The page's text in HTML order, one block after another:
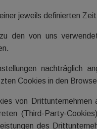
jeweils definierten
den von uns
nachträglich
Cookies in den
von
(Third-Party-
des